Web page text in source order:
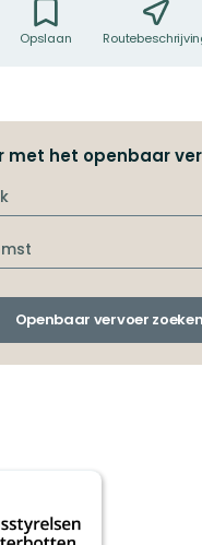
Opslaan
met het openbaar
Openbaar vervoer zoeken